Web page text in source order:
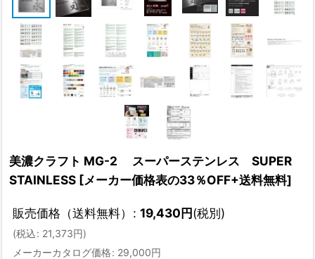
美濃クラフト MG-2 スーパーステンレス SUPER
STAINLESS [メーカー価格表の33％OFF+送料無料]
販売価格（送料無料） : 19,430円(税別)
(税込: 21,373円)
メーカーカタログ価格: 29,000円